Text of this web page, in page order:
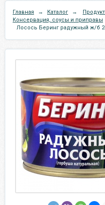
Главная → Каталог →
Консервация, соусы и приправы
Лосось Беринг радужный ж/б